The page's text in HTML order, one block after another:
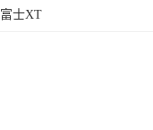
富士XT